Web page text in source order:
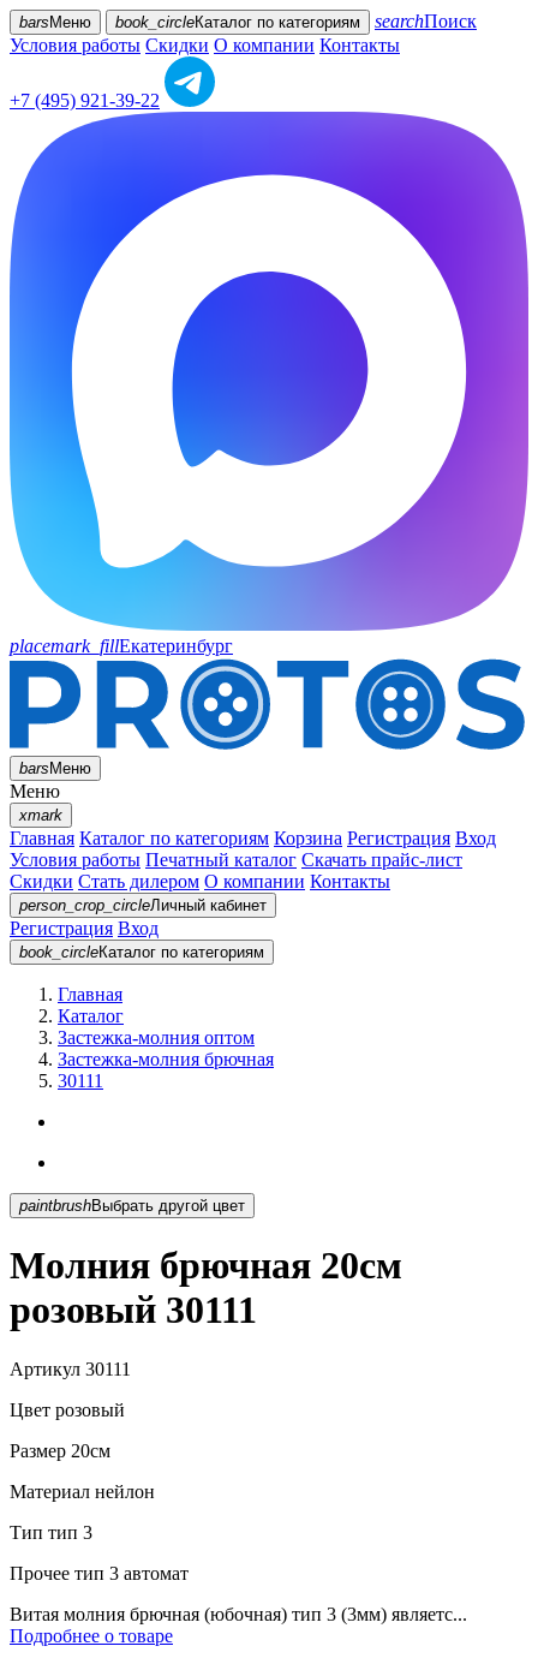
bars Меню book_circleКаталог по категориям searchПоиск
Условия работы Скидки О компании Контакты
+7 (495) 921-39-22
placemark_fillЕкатеринбург
barsМеню
Меню
xmark
Главная Каталог по категориям Корзина Регистрация Вход
Условия работы Печатный каталог Скачать прайс-лист
Скидки Стать дилером О компании Контакты
person_crop_circleЛичный кабинет
Регистрация Вход
book_circleКаталог по категориям
Главная
Каталог
Застежка-молния оптом
Застежка-молния брючная
30111
paintbrush Выбрать другой цвет
Молния брючная 20см
розовый 30111
Артикул 30111
Цвет розовый
Размер 20см
Материал нейлон
Тип тип 3
Прочее тип 3 автомат
Витая молния брючная (юбочная) тип 3 (3мм) являетс...
Подробнее о товаре